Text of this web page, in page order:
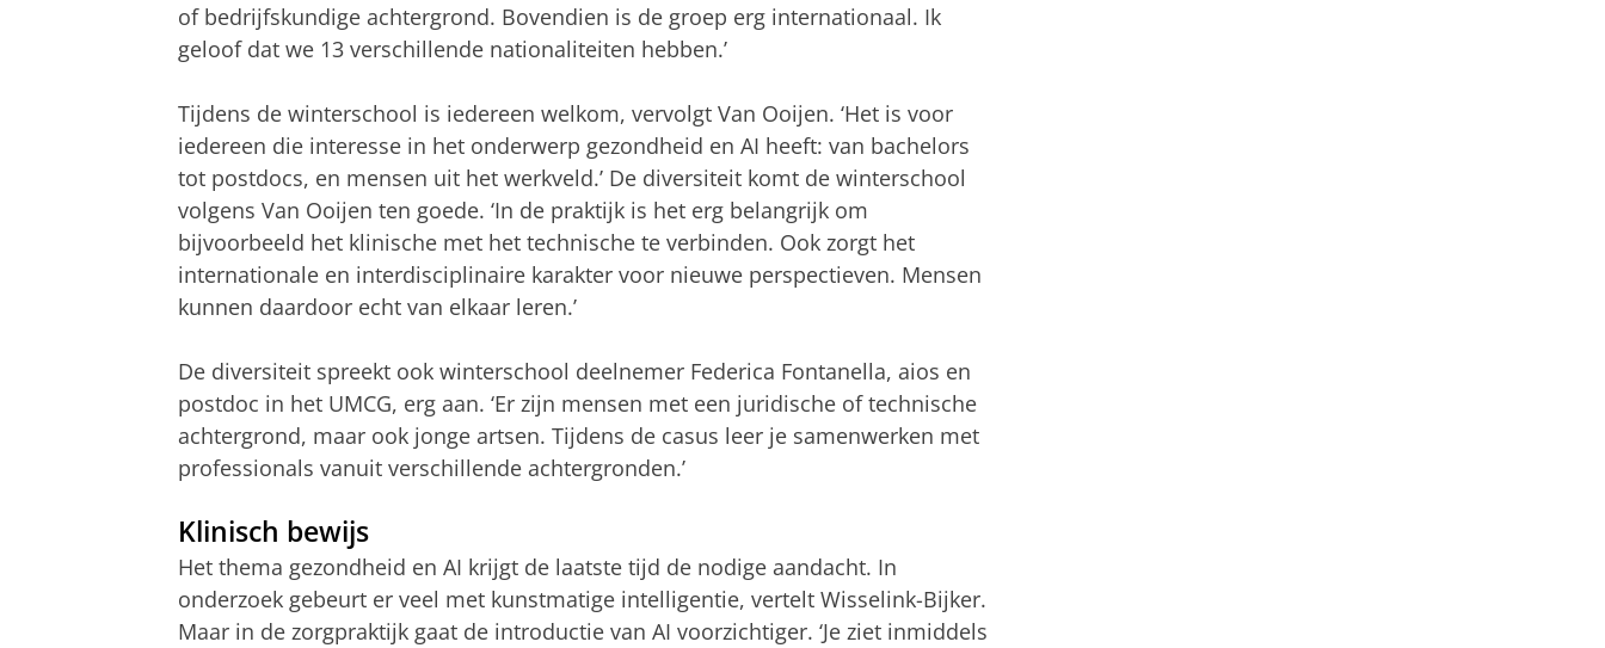
of bedrijfskundige achtergrond. Bovendien is de groep erg internationaal. Ik
geloof dat we 13 verschillende nationaliteiten hebben.’
Tijdens de winterschool is iedereen welkom, vervolgt Van Ooijen. ‘Het is voor
iedereen die interesse in het onderwerp gezondheid en AI heeft: van bachelors
tot postdocs, en mensen uit het werkveld.’ De diversiteit komt de winterschool
volgens Van Ooijen ten goede. ‘In de praktijk is het erg belangrijk om
bijvoorbeeld het klinische met het technische te verbinden. Ook zorgt het
internationale en interdisciplinaire karakter voor nieuwe perspectieven. Mensen
kunnen daardoor echt van elkaar leren.’
De diversiteit spreekt ook winterschool deelnemer Federica Fontanella, aios en
postdoc in het UMCG, erg aan. ‘Er zijn mensen met een juridische of technische
achtergrond, maar ook jonge artsen. Tijdens de casus leer je samenwerken met
professionals vanuit verschillende achtergronden.’
Klinisch bewijs
Het thema gezondheid en AI krijgt de laatste tijd de nodige aandacht. In
onderzoek gebeurt er veel met kunstmatige intelligentie, vertelt Wisselink-Bijker.
Maar in de zorgpraktijk gaat de introductie van AI voorzichtiger. ‘Je ziet inmiddels